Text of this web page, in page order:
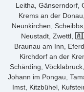
Leitha, Gänserndorf,
Krems an der
Neunkirchen,
Neustadt, Zwettl,
Braunau am Inn,
Kirchdorf an der
Schärding, Vöcklabruck,
Johann im Pongau,
Imst, Kitzbühel,